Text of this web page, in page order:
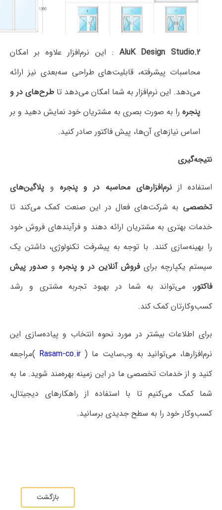
AluK Design : این نرم‌افزار علاوه بر امکان
پیشرفته، قابلیت‌های طراحی سه‌بعدی نیز ارائه
نرم‌افزار به شما امکان می‌دهد تاطرح‌های در و
به صورت بصری به مشتریان خود نمایش دهید و بر
آن‌ها، پیش فاکتور صادر کنید.
نرم‌افزارهای محاسبه در و پنجره و پلاگین‌های
شرکت‌های فعال در این صنعت کمک می‌کند تا
به مشتریان ارائه دهند و فرآیندهای فروش خود
کنند. با توجه به پیشرفت تکنولوژی، داشتن یک
برای فروش آنلاین در و پنجرهوصدور پیش
به شما در بهبود تجربه مشتری و رشد
کمک کند.
بیشتر در مورد نحوه انتخاب و پیاده‌سازی این
می‌توانید به وب‌سایت ما)
Rasam-co.ir
(مراجعه
تخصصی ما در این زمینه بهره‌مند شوید. ما به
تا با استفاده از راهکارهای دیجیتال،
را به سطح جدیدی برسانید.